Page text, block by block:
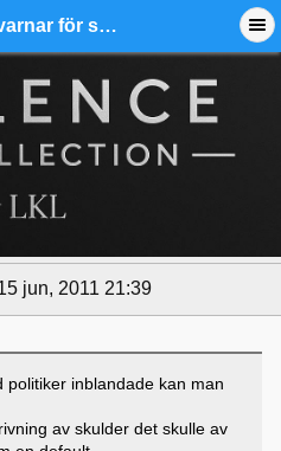
Grekland varnar för statskonkurs. - Ädelmetallforum
jun, 2011 21:39
inblandade kan man
av skulder det skulle av